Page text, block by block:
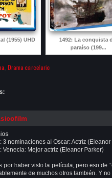
(1955) UHD
1492: La conquista
paraíso (199...
Drama carcelario
3 nominaciones al Oscar: Actriz
Venecia: Mejor actriz (Eleanor Parker)
por haber visto la película, pero eso de
de muchos otros también. Y